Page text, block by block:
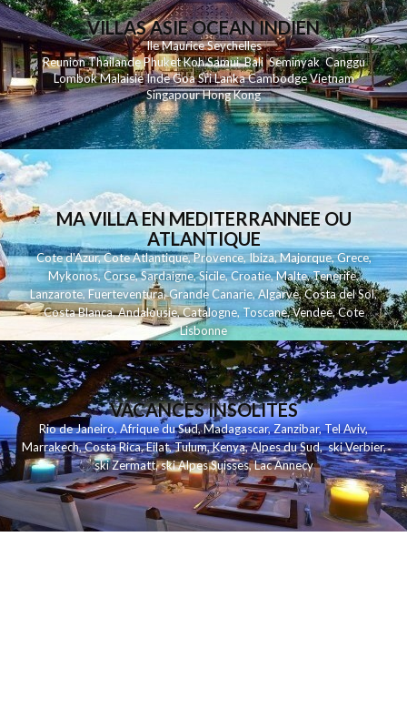
VILLAS ASIE OCEAN INDIEN
Ile MauriceSeychelles
ReunionThailandePhuketKohSamui Bali SeminyakCanggu
LombokMalaisieIndeGoaSri LankaCambodgeVietnam
SingapourHong Kong
MA VILLA EN MEDITERRANNEE OU
ATLANTIQUE
Cote d'Azur,Cote Atlantique,Provence,Ibiza,Majorque,Grece,
Mykonos,Corse,Sardaigne,Sicile,Croatie,Malte,Tenerife,
Lanzarote,Fuerteventura,Grande Canarie,Algarve,Costa del Sol,
Costa Blanca,Andalousie,Catalogne,Toscane,Vendee,Cote
Lisbonne
VACANCES INSOLITES
Rio de Janeiro,Afrique du Sud,Madagascar,Zanzibar,Tel Aviv,
Marrakech,Costa Rica,Eilat,Tulum,Kenya,Alpes du Sud,ski Verbier,
ski Zermatt,ski Alpes Suisses,Lac Annecy